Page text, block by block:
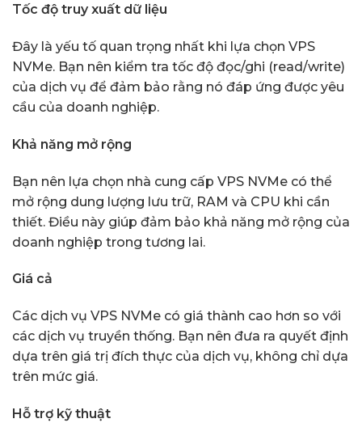
Tốc độ truy xuất dữ liệu
Đây là yếu tố quan trọng nhất khi lựa chọn VPS
NVMe. Bạn nên kiểm tra tốc độ đọc/ghi (read/write)
của dịch vụ để đảm bảo rằng nó đáp ứng được yêu
cầu của doanh nghiệp.
Khả năng mở rộng
Bạn nên lựa chọn nhà cung cấp VPS NVMe có thể
mở rộng dung lượng lưu trữ, RAM và CPU khi cần
thiết. Điều này giúp đảm bảo khả năng mở rộng của
doanh nghiệp trong tương lai.
Giá cả
Các dịch vụ VPS NVMe có giá thành cao hơn so với
các dịch vụ truyền thống. Bạn nên đưa ra quyết định
dựa trên giá trị đích thực của dịch vụ, không chỉ dựa
trên mức giá.
Hỗ trợ kỹ thuật